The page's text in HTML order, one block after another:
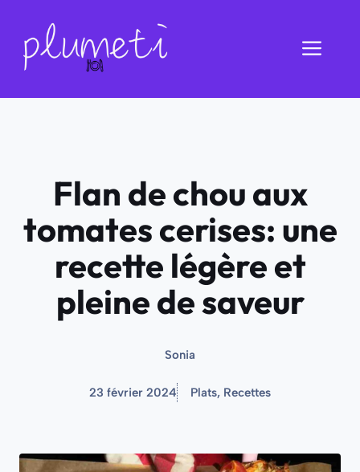
contenu
Flan de chou aux
tomates cerises: une
recette légère et
pleine de saveur
Sonia
23 février 2024 Plats, Recettes